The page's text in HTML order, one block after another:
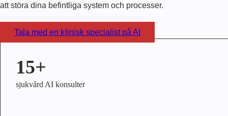
att störa dina befintliga system och processer.
Tala med en klinisk specialist på AI
15+
sjukvård AI konsulter